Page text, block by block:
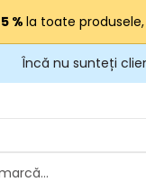
% la toate
Încă nu sunteți